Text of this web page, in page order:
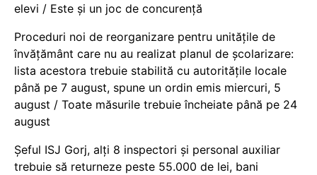
elevi / Este și un joc de concurență
Proceduri noi de reorganizare pentru unitățile de
învățământ care nu au realizat planul de școlarizare:
lista acestora trebuie stabilită cu autoritățile locale
până pe 7 august, spune un ordin emis miercuri, 5
august / Toate măsurile trebuie încheiate până pe 24
august
Șeful ISJ Gorj, alți 8 inspectori și personal auxiliar
trebuie să returneze peste 55.000 de lei, bani